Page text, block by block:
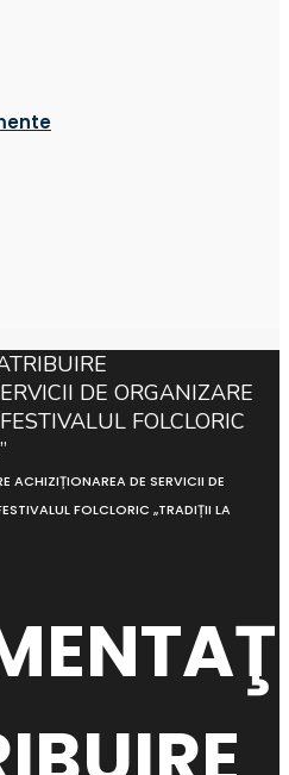
ACHIZIȚIONAREA DE SERVICII DE
FOLCLORIC „TRADIȚII LA